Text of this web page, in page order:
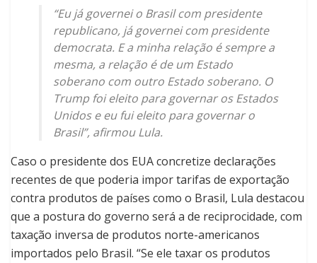
“Eu já governei o Brasil com presidente
republicano, já governei com presidente
democrata. E a minha relação é sempre a
mesma, a relação é de um Estado
soberano com outro Estado soberano. O
Trump foi eleito para governar os Estados
Unidos e eu fui eleito para governar o
Brasil”, afirmou Lula.
Caso o presidente dos EUA concretize declarações
recentes de que poderia impor tarifas de exportação
contra produtos de países como o Brasil, Lula destacou
que a postura do governo será a de reciprocidade, com
taxação inversa de produtos norte-americanos
importados pelo Brasil. “Se ele taxar os produtos